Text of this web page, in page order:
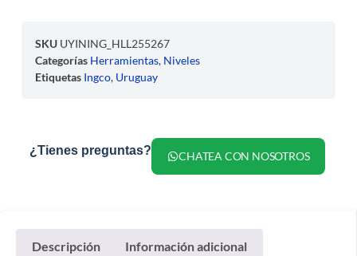
SKU UYINING_HLL255267
Categorías Herramientas, Niveles
Etiquetas Ingco, Uruguay
¿Tienes preguntas? CHATEA CON NOSOTROS
Descripción Información adicional